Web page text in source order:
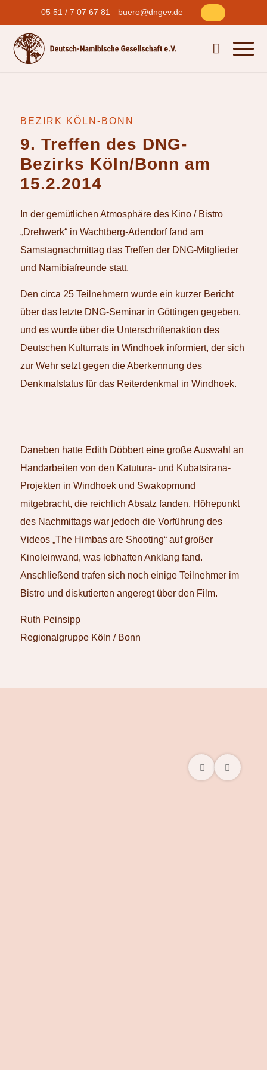
05 51 / 7 07 67 81 buero@dngev.de
BEZIRK KÖLN-BONN
9. Treffen des DNG-
Bezirks Köln/Bonn am
15.2.2014
In der gemütlichen Atmosphäre des Kino / Bistro
„Drehwerk“ in Wachtberg-Adendorf fand am
Samstagnachmittag das Treffen der DNG-Mitglieder
und Namibiafreunde statt.
Den circa 25 Teilnehmern wurde ein kurzer Bericht
über das letzte DNG-Seminar in Göttingen gegeben,
und es wurde über die Unterschriftenaktion des
Deutschen Kulturrats in Windhoek informiert, der sich
zur Wehr setzt gegen die Aberkennung des
Denkmalstatus für das Reiterdenkmal in Windhoek.
Daneben hatte Edith Döbbert eine große Auswahl an
Handarbeiten von den Katutura- und Kubatsirana-
Projekten in Windhoek und Swakopmund
mitgebracht, die reichlich Absatz fanden. Höhepunkt
des Nachmittags war jedoch die Vorführung des
Videos „The Himbas are Shooting“ auf großer
Kinoleinwand, was lebhaften Anklang fand.
Anschließend trafen sich noch einige Teilnehmer im
Bistro und diskutierten angeregt über den Film.
Ruth Peinsipp
Regionalgruppe Köln / Bonn